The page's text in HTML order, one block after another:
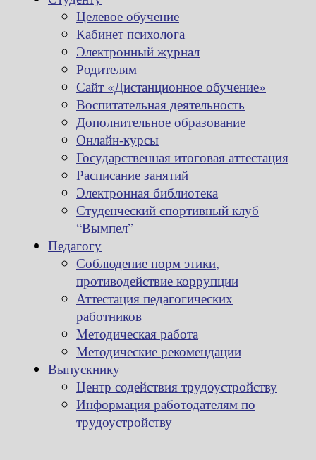
Целевое обучение
Кабинет психолога
Электронный журнал
Родителям
Сайт «Дистанционное обучение»
Воспитательная деятельность
Дополнительное образование
Онлайн-курсы
Государственная итоговая аттестация
Расписание занятий
Электронная библиотека
Студенческий спортивный клуб
“Вымпел”
Педагогу
Соблюдение норм этики,
противодействие коррупции
Аттестация педагогических
работников
Методическая работа
Методические рекомендации
Выпускнику
Центр содействия трудоустройству
Информация работодателям по
трудоустройству